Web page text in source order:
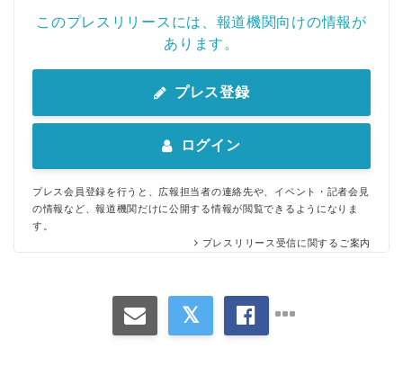
このプレスリリースには、報道機関向けの情報が
あります。
プレス登録
ログイン
プレス会員登録を行うと、広報担当者の連絡先や、イベント・記者会見
の情報など、報道機関だけに公開する情報が閲覧できるようになりま
す。
プレスリリース受信に関するご案内